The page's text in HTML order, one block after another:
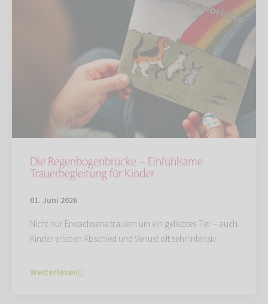
Die Regenbogenbrücke – Einfühlsame
Trauerbegleitung für Kinder
01. Juni 2026
Nicht nur Erwachsene trauern um ein geliebtes Tier – auch
Kinder erleben Abschied und Verlust oft sehr intensiv.
Weiterlesen